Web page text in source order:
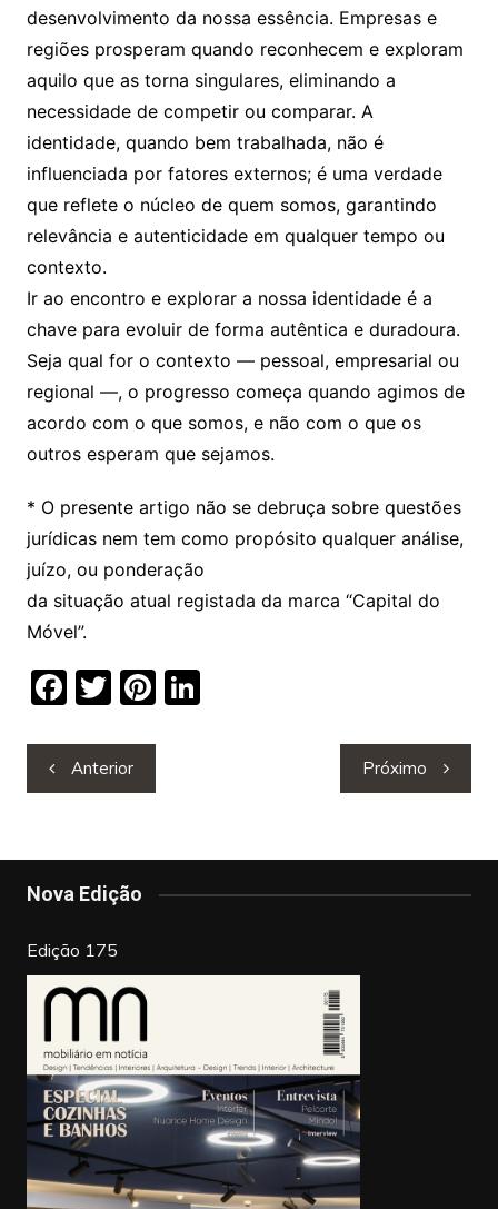
desenvolvimento da nossa essência. Empresas e
regiões prosperam quando reconhecem e exploram
aquilo que as torna singulares, eliminando a
necessidade de competir ou comparar. A
identidade, quando bem trabalhada, não é
influenciada por fatores externos; é uma verdade
que reflete o núcleo de quem somos, garantindo
relevância e autenticidade em qualquer tempo ou
contexto.
Ir ao encontro e explorar a nossa identidade é a
chave para evoluir de forma autêntica e duradoura.
Seja qual for o contexto — pessoal, empresarial ou
regional —, o progresso começa quando agimos de
acordo com o que somos, e não com o que os
outros esperam que sejamos.
* O presente artigo não se debruça sobre questões
jurídicas nem tem como propósito qualquer análise,
juízo, ou ponderação
da situação atual registada da marca “Capital do
Móvel”.
F
c
e
o
o
k
T
itt
er
Pi
er
e
Li
n
Navegação
de
Anterior Próximo
Nova Edição
Edição 175